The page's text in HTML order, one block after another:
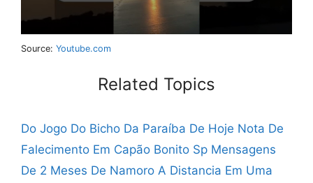
Source: Youtube.com
Related Topics
Do Jogo Do Bicho Da Paraíba De Hoje Nota De
Falecimento Em Capão Bonito Sp Mensagens
De 2 Meses De Namoro A Distancia Em Uma